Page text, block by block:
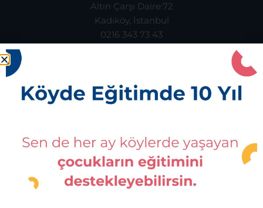
Altın Çarşı Daire:72
Kadıköy, İstanbul
0216 343 73 43
İsmetpaşa Mahallesi, Osman Uğur Caddesi,
Ashoka Fellow 2019
Mine Ekici